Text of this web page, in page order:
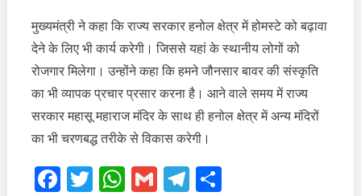
मुख्यमंत्री ने कहा कि राज्य सरकार हनोल क्षेत्र में होमस्टे को बढ़ावा
देने के लिए भी कार्य करेगी। जिससे यहां के स्थानीय लोगों को
रोजगार मिलेगा। उन्होंने कहा कि हमने जौनसार बावर की संस्कृति
का भी व्यापक प्रचार प्रसार करना है। आने वाले समय में राज्य
सरकार महासू महाराज मंदिर के साथ ही हनोल क्षेत्र में अन्य मंदिरों
का भी चरणबद्ध तरीके से विकास करेगी।
Facebook
Twitter
WhatsApp
GmailTelegram
Share